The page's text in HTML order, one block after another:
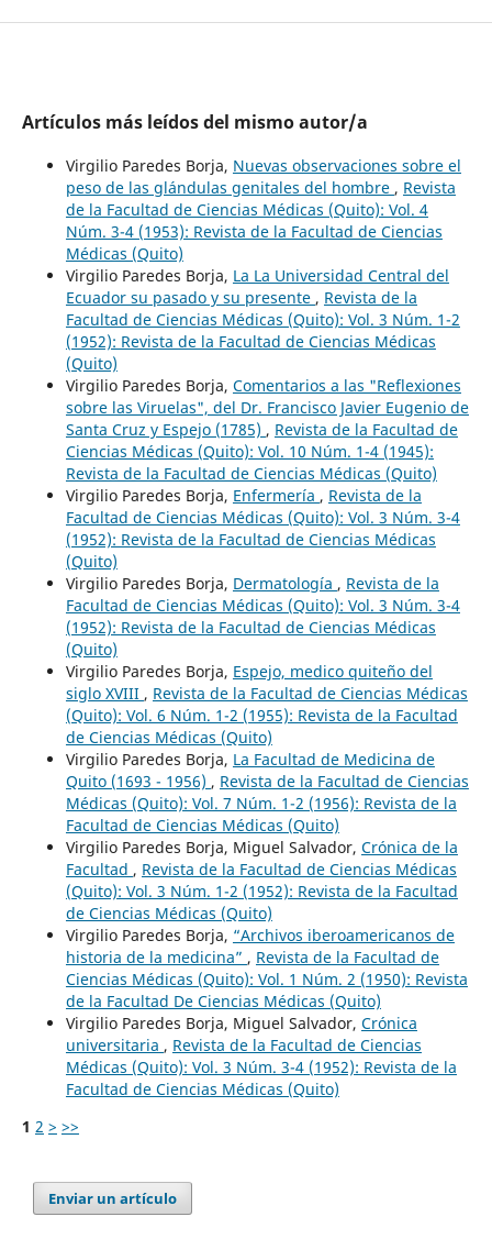
Artículos más leídos del mismo autor/a
Virgilio Paredes Borja, Nuevas observaciones sobre el
peso de las glándulas genitales del hombre , Revista
de la Facultad de Ciencias Médicas (Quito): Vol. 4
Núm. 3-4 (1953): Revista de la Facultad de Ciencias
Médicas (Quito)
Virgilio Paredes Borja, La La Universidad Central del
Ecuador su pasado y su presente , Revista de la
Facultad de Ciencias Médicas (Quito): Vol. 3 Núm. 1-2
(1952): Revista de la Facultad de Ciencias Médicas
(Quito)
Virgilio Paredes Borja, Comentarios a las "Reflexiones
sobre las Viruelas", del Dr. Francisco Javier Eugenio de
Santa Cruz y Espejo (1785) , Revista de la Facultad de
Ciencias Médicas (Quito): Vol. 10 Núm. 1-4 (1945):
Revista de la Facultad de Ciencias Médicas (Quito)
Virgilio Paredes Borja, Enfermería , Revista de la
Facultad de Ciencias Médicas (Quito): Vol. 3 Núm. 3-4
(1952): Revista de la Facultad de Ciencias Médicas
(Quito)
Virgilio Paredes Borja, Dermatología , Revista de la
Facultad de Ciencias Médicas (Quito): Vol. 3 Núm. 3-4
(1952): Revista de la Facultad de Ciencias Médicas
(Quito)
Virgilio Paredes Borja, Espejo, medico quiteño del
siglo XVIII , Revista de la Facultad de Ciencias Médicas
(Quito): Vol. 6 Núm. 1-2 (1955): Revista de la Facultad
de Ciencias Médicas (Quito)
Virgilio Paredes Borja, La Facultad de Medicina de
Quito (1693 - 1956) , Revista de la Facultad de Ciencias
Médicas (Quito): Vol. 7 Núm. 1-2 (1956): Revista de la
Facultad de Ciencias Médicas (Quito)
Virgilio Paredes Borja, Miguel Salvador, Crónica de la
Facultad , Revista de la Facultad de Ciencias Médicas
(Quito): Vol. 3 Núm. 1-2 (1952): Revista de la Facultad
de Ciencias Médicas (Quito)
Virgilio Paredes Borja, “Archivos iberoamericanos de
historia de la medicina” , Revista de la Facultad de
Ciencias Médicas (Quito): Vol. 1 Núm. 2 (1950): Revista
de la Facultad De Ciencias Médicas (Quito)
Virgilio Paredes Borja, Miguel Salvador, Crónica
universitaria , Revista de la Facultad de Ciencias
Médicas (Quito): Vol. 3 Núm. 3-4 (1952): Revista de la
Facultad de Ciencias Médicas (Quito)
1 2 > >>
Enviar un artículo